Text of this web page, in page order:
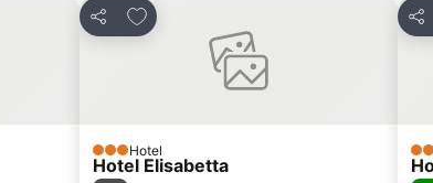
Teilen
Zu Favoriten hinzufügen
3 Sterne
Hotel
Hotel Elisabetta 3